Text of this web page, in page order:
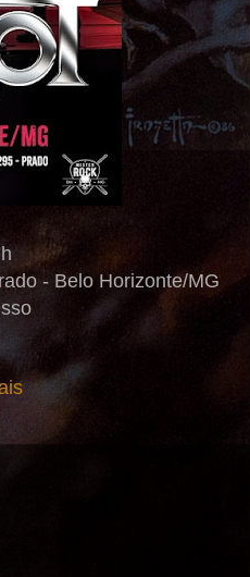
- Belo Horizonte/MG